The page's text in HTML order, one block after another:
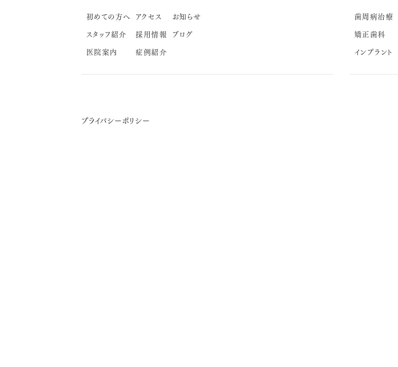
初めての方へ
スタッフ紹介
医院案内
アクセス
採用情報
症例紹介
お知らせ
ブログ
歯周病治療
矯正歯科
インプラント
プライバシーポリシー